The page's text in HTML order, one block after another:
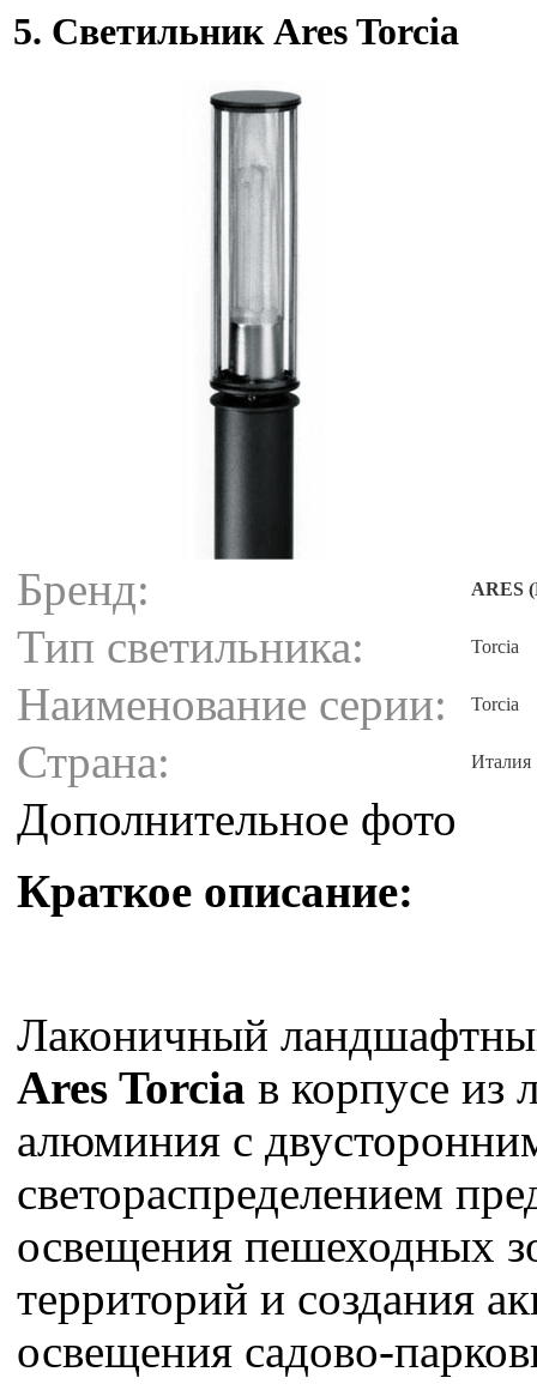
5. Светильник Ares Torcia
Бренд: ARES
Тип светильника: Torcia
Наименование серии: Torcia
Страна: Италия
Дополнительное фото
Краткое описание:
Лаконичный
Ares Torcia в корпусе из
алюминия c
светораспределением
освещения пешеходных
территорий и создания
освещения садово-